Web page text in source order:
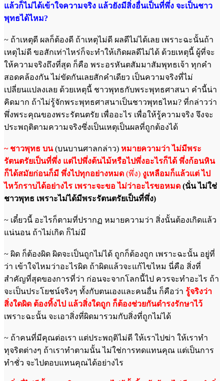
แล้วก็ไม่ได้เข้าใจความจริง แล้วยังมีสิ่งอื่นเป็นที่พึ่ง จะเป็นชาว
พุทธได้ไหม?
~ ถ้าเหตุดี ผลก็ต้องดี ถ้าเหตุไม่ดี ผลดีไม่ได้เลย เพราะฉะนั้นถ้า
เหตุไม่ดี ขอสักเท่าไหร่ก็จะทำให้เกิดผลดีไม่ได้ ด้วยเหตุนี้ ผู้ที่จะ
ให้ความจริงถึงที่สุด ก็คือ พระอรหันตสัมมาสัมพุทธเจ้า ทุกคำ
สอดคล้องกัน ไม่ขัดกันเลยสักคำเดียว เป็นความจริงที่ไม่
เปลี่ยนแปลงเลย ด้วยเหตุนี้ ชาวพุทธกับพระพุทธศาสนา คำนี้น่า
คิดมาก ถ้าไม่รู้จักพระพุทธศาสนาเป็นชาวพุทธไหม? ที่กล่าวว่า
พึ่งพระคุณของพระรัตนตรัย เพื่ออะไร เพื่อให้รู้ความจริง จึงจะ
ประพฤติตามความจริงซึ่งเป็นเหตุเป็นผลที่ถูกต้องได้
~ ชาวพุทธ บน(บนบานศาลกล่าว) หมายความว่า ไม่มีพระ
รัตนตรัยเป็นที่พึ่ง แต่ไปพึ่งต้นไม้หรือไปพึ่งอะไรก็ได้ พึ่งก้อนหิน
ก็ได้สมัยก่อนก็มี พึ่งไปทุกอย่างหมด (พึ่ง) งูเหลือมก็แล้วแต่ไป
ไหว้กราบได้อย่างไร เพราะจะขอ ไม่ว่าอะไรขอหมด (นั่น ไม่ใช่
ชาวพุทธ เพราะไม่ได้มีพระรัตนตรัยเป็นที่พึ่ง)
~ เดี๋ยวนี้ อะไรก็ตามที่ปรากฏ หมายความว่า สิ่งนั้นต้องเกิดแล้ว
แน่นอน ถ้าไม่เกิด ก็ไม่มี
~ ผิด ก็ต้องผิด ผิดจะเป็นถูกไม่ได้ ถูกก็ต้องถูก เพราะฉะนั้น อยู่ที่
ว่า เข้าใจไหมว่าอะไรผิด ถ้าผิดแล้วจะแก้ไขไหม นี่คือ สิ่งที่
สำคัญที่สุดของการที่ว่า ก่อนจะจากโลกนี้ไป ควรจะทำอะไร ถ้า
จะเป็นประโยชน์จริงๆ ทั้งกับตนเองและคนอื่น ก็คือว่า รู้จริงว่า
สิ่งใดผิด ต้องทิ้งไป แล้วสิ่งใดถูก ก็ต้องช่วยกันดำรงรักษาไว้
เพราะฉะนั้น จะเอาสิ่งที่ผิดมารวมกับสิ่งที่ถูกไม่ได้
~ ถ้าคนที่มีคุณต่อเรา แต่ประพฤติไม่ดี ให้เราไปฆ่า ให้เราทำ
ทุจริตต่างๆ ถ้าเราทำตามนั้น ไม่ใช่การทดแทนคุณ แต่เป็นการ
ทำชั่ว จะไปตอบแทนคุณได้อย่างไร